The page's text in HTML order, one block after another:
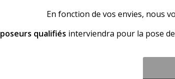
En fonction de vos envies, nous
poseurs qualifiés interviendra pour la pose